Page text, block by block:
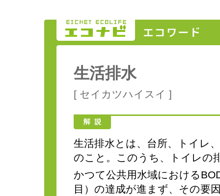
生活排水
[ セイカツハイスイ ]
生活排水とは、台所、トイレ
のこと。このうち、トイレの
かつて公共用水域における
目）の達成が進まず、その要